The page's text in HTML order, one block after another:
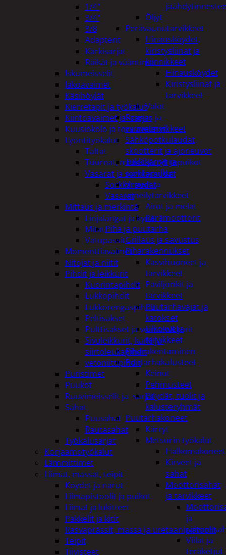
Öljyt
Perävaunutarvikkeet
Hinausköydet,
kiristysliinat ja
kiinnikkeet
Hinausköydet
Kiristysliinat ja
tarvikkeet
Valot
Rengas ja -
vannetarvikkeet
Sähköpotkulaudat,
skootterit ja ajoneuvot
Tukkikärryt ja
juontopulkat
Veneet ja
veneilytarvikkeet
Airot ja melat
Perämoottorit
Piha ja puutarha
Grillaus ja savustus
Piharakennukset
Kasvihuoneet ja
tarvikkeet
Paviljonkit ja
tarvikkeet
Puutarhavajat ja
katokset
Ulko-wc ja
tarvikkeet
Piharakentaminen
Puutarhakalusteet
Keinut
Pehmusteet
Pöydät, tuolit ja
kalusteryhmät
Puutarhakoneet
Kärryt
Metsurin työkalut
Halkomakoneet
Kirveet ja
sahat
Moottorisahat
ja tarvikkeet
ja
Viilat ja
teräketjut
1/4"
3/4"
3/8
Adapterit
Kärkisarjat
Räikät ja vääntimet
Iskumeisselit
Jakoavaimet
Käsihöylät
Kierretapit ja työkalut
Kiintoavaimet ja -sarjat
Kuusiokolo ja torx-avaimet
Lyöntityökalut
Taltat
Tuurnat, meistit ja piirtopuikot
Vasarat ja sorkkaraudat
Sorkkaraudat
Vasarat
Mittaus ja merkintä
Linjalangat ja kynät
Mitat
Vatupassit
Momenttiavaimet
Nitojat ja niitit
Pihdit ja leikkurit
Kuorintapihdit
Lukkopihdit
Lukkorengaspihdit
Peltisakset
Pulttisakset ja voimaleikkurit
Sivuleikkurit, kärki ja-
siirtoleukapihdit
vetoniittipihdit
Puristimet
Puukot
Ruuvimeisselit ja -sarjat
Sahat
Puusahat
Rautasahat
Työkalusarjat
Korjaamotyökalut
Lämmittimet
Liimat, massat, teipit
Köydet ja narut
Liimapistoolit ja puikot
Liimat ja lukitteet
Pakkelit ja kitit
Rasvaprässit, massa ja uretaanipistoolit
Teipit
Tiivisteet